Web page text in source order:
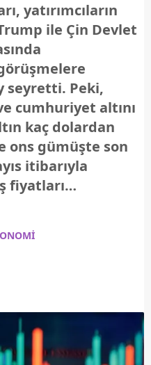
yatırımcıların
ile Çin Devlet
seyretti. Peki,
cumhuriyet altını
kaç dolardan
ons gümüşte son
itibarıyla
fiyatları…